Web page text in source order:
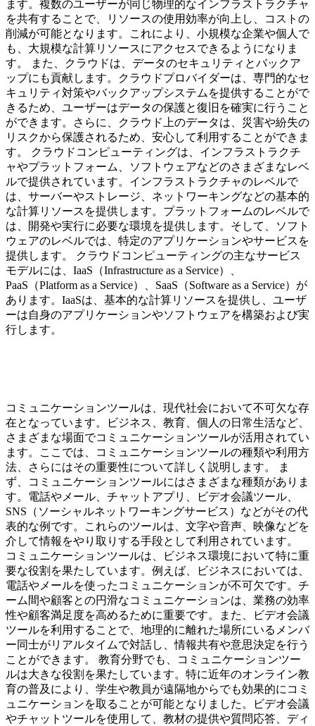
ます。複数のユーザーが同じ物理的なインフラストラクチャ
を共有することで、リソースの使用効率が向上し、コストの
削減が可能となります。これにより、小規模な企業や個人で
も、大規模な計算リソースにアクセスできるようになりま
す。 また、クラウドは、データのセキュリティとバックア
ップにも貢献します。クラウドプロバイダーは、専門的なセ
キュリティ対策やバックアップシステムを提供することがで
きるため、ユーザーはデータの保護と復旧を確実に行うこと
ができます。さらに、クラウド上のデータは、災害や紛失の
リスクから保護されるため、安心して利用することができま
す。 クラウドコンピューティングは、インフラストラクチ
ャやプラットフォーム、ソフトウェアなどのさまざまなレベ
ルで提供されています。インフラストラクチャのレベルで
は、サーバーやストレージ、ネットワーキングなどの基本的
な計算リソースを提供します。プラットフォームのレベルで
は、開発や実行に必要な環境を提供します。そして、ソフト
ウェアのレベルでは、特定のアプリケーションやサービスを
提供します。 クラウドコンピューティングの主なサービス
モデルには、IaaS（Infrastructure as a Service）、
PaaS（Platform as a Service）、SaaS（Software as a Service）が
あります。IaaSは、基本的な計算リソースを提供し、ユーザ
ーは自身のアプリケーションやソフトウェアを構築および実
行します。
コミュニケーションツールは、現代社会において不可欠な存
在となっています。ビジネス、教育、個人の日常生活など、
さまざまな場面でコミュニケーションツールが活用されてい
ます。ここでは、コミュニケーションツールの種類や利用方
法、さらにはその重要性について詳しく説明します。 ま
ず、コミュニケーションツールにはさまざまな種類がありま
す。電話やメール、チャットアプリ、ビデオ会議ツール、
SNS（ソーシャルネットワーキングサービス）などがその代
表的な例です。これらのツールは、文字や音声、映像などを
介して情報をやり取りする手段として利用されています。
コミュニケーションツールは、ビジネス環境において特に重
要な役割を果たしています。例えば、ビジネスにおいては、
電話やメールを使ったコミュニケーションが不可欠です。チ
ーム間や顧客との円滑なコミュニケーションは、業務の効率
性や顧客満足度を高めるために重要です。また、ビデオ会議
ツールを利用することで、地理的に離れた場所にいるメンバ
ー同士がリアルタイムで対話し、情報共有や意思決定を行う
ことができます。 教育分野でも、コミュニケーションツー
ルは大きな役割を果たしています。特に近年のオンライン教
育の普及により、学生や教員が遠隔地からでも効果的にコミ
ュニケーションを取ることが可能となりました。ビデオ会議
やチャットツールを使用して、教材の提供や質問応答、ディ